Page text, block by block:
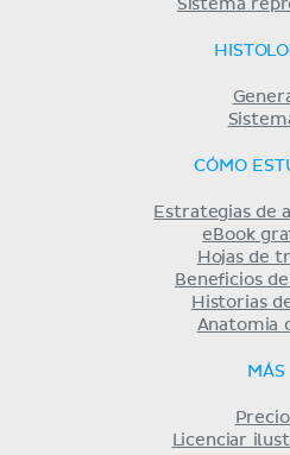
Sistema
CÓMO
Estrategias de
eBook
Hojas de
Beneficios
Historias
Anatomia
MÁS
Licenciar